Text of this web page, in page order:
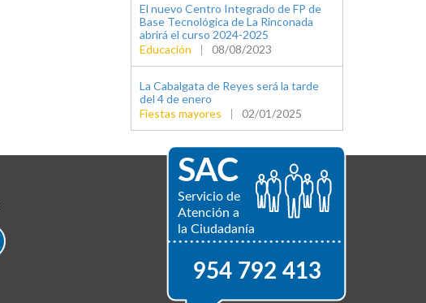
El nuevo Centro Integrado de FP de
Base Tecnológica de La Rinconada
abrirá el curso 2024-2025
Educación
| 08/08/2023
La Cabalgata de Reyes será la tarde
del 4 de enero
Fiestas mayores
| 02/01/2025